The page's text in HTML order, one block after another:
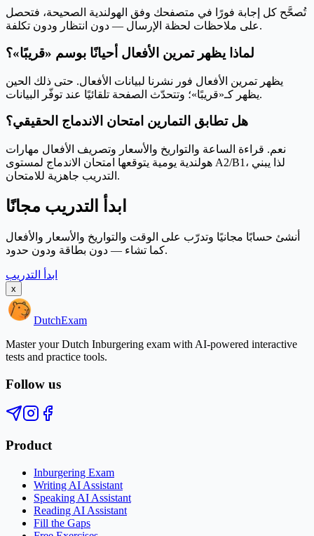
تُصحَّح كل إجابة فورًا في متصفحك وفق الهولندية الصحيحة، فتحصل
على ملاحظات لحظة الإرسال — دون انتظار ودون تكلفة.
لماذا يظهر تمرين الأفعال أحيانًا بوسم «قريبًا»؟
يظهر تمرين الأفعال فور نشرنا لبيانات الأفعال. حتى ذلك الحين
يظهر كـ«قريبًا»؛ وتتحدّث الصفحة تلقائيًا عند توفّر البيانات.
هل تطابق التمارين امتحان الاندماج الحقيقي؟
نعم. قراءة الساعة والتواريخ والأسعار وتصريف الأفعال مهارات
هولندية يومية يتوقعها امتحان الاندماج لمستوى A2/B1، لذا يبني
التدريب جاهزية للامتحان.
ابدأ التدريب مجانًا
أنشئ حسابًا مجانيًا وتدرّب على الوقت والتواريخ والأسعار والأفعال
كما تشاء — دون بطاقة ودون حدود.
ابدأ التدريب
x
DutchExam
Master your Dutch Inburgering exam with AI-powered interactive
tests and practice tools.
Follow us
Product
Inburgering Exam
Writing AI Assistant
Speaking AI Assistant
Reading AI Assistant
Fill the Gaps